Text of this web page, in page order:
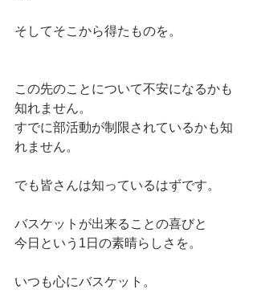
そしてそこから得たものを。
この先のことについて不安になるかも
知れません。
すでに部活動が制限されているかも知
れません。
でも皆さんは知っているはずです。
バスケットが出来ることの喜びと
今日という1日の素晴らしさを。
いつも心にバスケット。